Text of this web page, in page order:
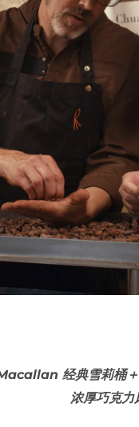
经典雪莉桶
浓厚巧克力